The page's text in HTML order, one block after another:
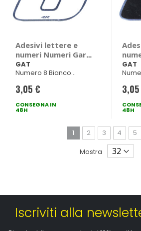
Adesivi lettere e
numeri Numeri Gara
- GAT
GAT
Numero 8 Bianco
3,05 €
CONSEGNA IN
48H
- GAT
GAT
48H
Pagina
Attualmente stai
1 Pagina
2 Pagina
3 Pagina
4 5
Mostra
Iscriviti alla